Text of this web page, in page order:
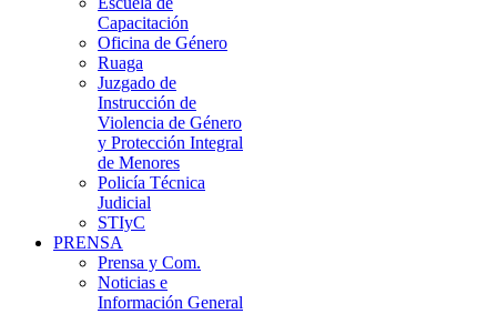
Capacitación
Oficina de Género
Ruaga
Juzgado de
Instrucción de
Violencia de Género
y Protección Integral
de Menores
Policía Técnica
Judicial
STIyC
PRENSA
Prensa y Com.
Noticias e
Información General